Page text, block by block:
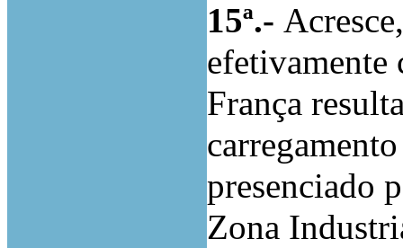
15ª.-
efetivamente
França
presenciado
Zona